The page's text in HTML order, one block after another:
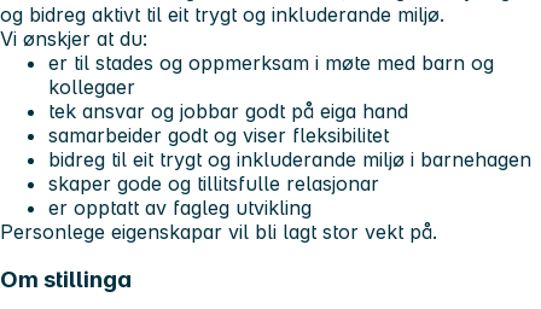
og bidreg aktivt til eit trygt og inkluderande miljø.
Vi ønskjer at du:
er til stades og oppmerksam i møte med barn og
kollegaer
tek ansvar og jobbar godt på eiga hand
samarbeider godt og viser fleksibilitet
bidreg til eit trygt og inkluderande miljø i barnehagen
skaper gode og tillitsfulle relasjonar
er opptatt av fagleg utvikling
Personlege eigenskapar vil bli lagt stor vekt på.
Om stillinga